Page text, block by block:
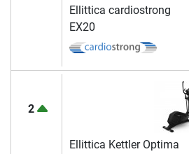
Ellittica cardiostrong
EX20
2
Ellittica Kettler Optima